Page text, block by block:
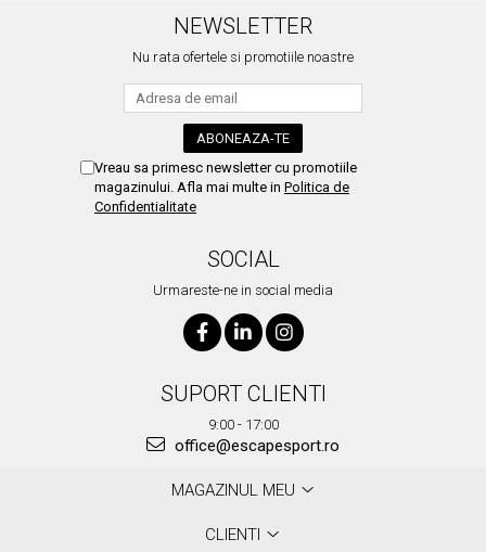
NEWSLETTER
Nu rata ofertele si promotiile noastre
Vreau sa primesc newsletter cu promotiile
magazinului. Afla mai multe in Politica de
Confidentialitate
SOCIAL
Urmareste-ne in social media
SUPORT CLIENTI
9:00 - 17:00
office@escapesport.ro
MAGAZINUL MEU
CLIENTI